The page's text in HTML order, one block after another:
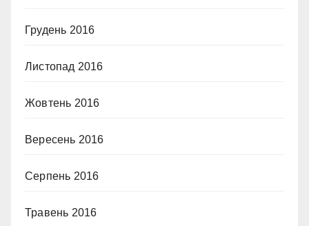
Грудень 2016
Листопад 2016
Жовтень 2016
Вересень 2016
Серпень 2016
Травень 2016